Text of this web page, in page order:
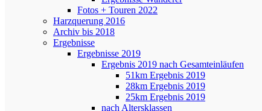
Fotos + Touren 2022
Harzquerung 2016
Archiv bis 2018
Ergebnisse
Ergebnisse 2019
Ergebnis 2019 nach Gesamteinläufen
51km Ergebnis 2019
28km Ergebnis 2019
25km Ergebnis 2019
nach Altersklassen